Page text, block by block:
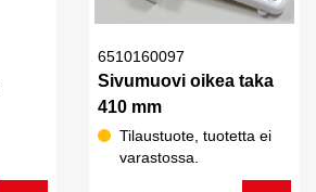
6510160097
Sivumuovi oikea taka
410 mm
Tilaustuote, tuotetta ei
varastossa.